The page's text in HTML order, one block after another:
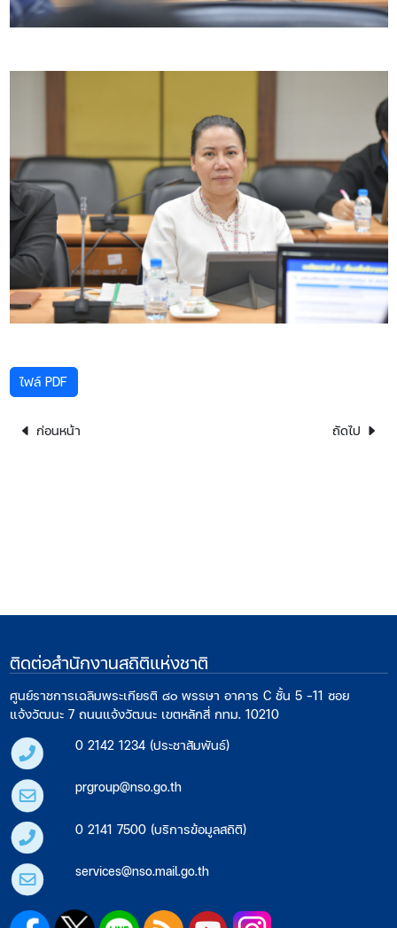
ไฟล์ PDF
ก่อนหน้า ถัดไป
ติดต่อสำนักงานสถิติแห่งชาติ
ศูนย์ราชการเฉลิมพระเกียรติ ๘๐ พรรษา อาคาร C ชั้น 5 -11 ซอย
แจ้งวัฒนะ 7 ถนนแจ้งวัฒนะ เขตหลักสี่ กทม. 10210
0 2142 1234 (ประชาสัมพันธ์)
prgroup@nso.go.th
0 2141 7500 (บริการข้อมูลสถิติ)
services@nso.mail.go.th